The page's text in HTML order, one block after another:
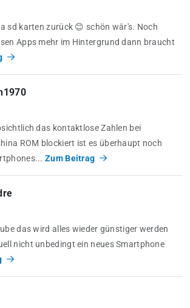
sd karten zurück 😊 schön wär's. Noch
Apps mehr im Hintergrund dann braucht
das kontaktlose Zahlen bei
ROM blockiert ist es überhaupt noch
Zum Beitrag
das wird alles wieder günstiger werden
nicht unbedingt ein neues Smartphone